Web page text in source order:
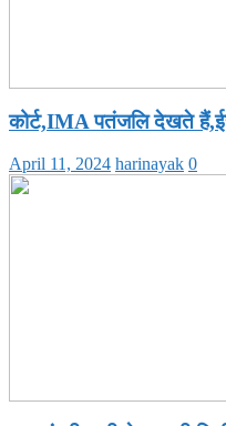
कोर्ट,IMA पतंजलि देखते
April 11, 2024 harinayak 0